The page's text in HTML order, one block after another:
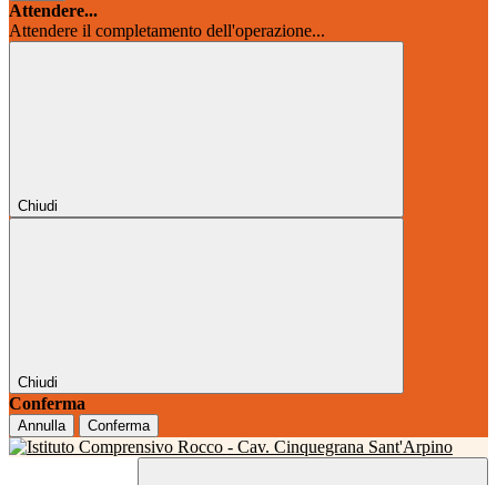
Attendere...
Attendere il completamento dell'operazione...
Chiudi
Chiudi
Conferma
Annulla Conferma